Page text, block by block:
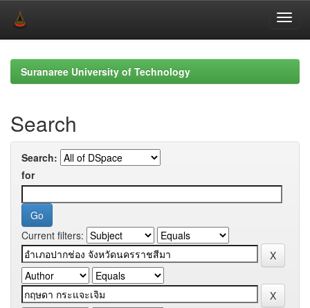
navigationSuranaree University of Technology
Search
Search:
for
Current filters: